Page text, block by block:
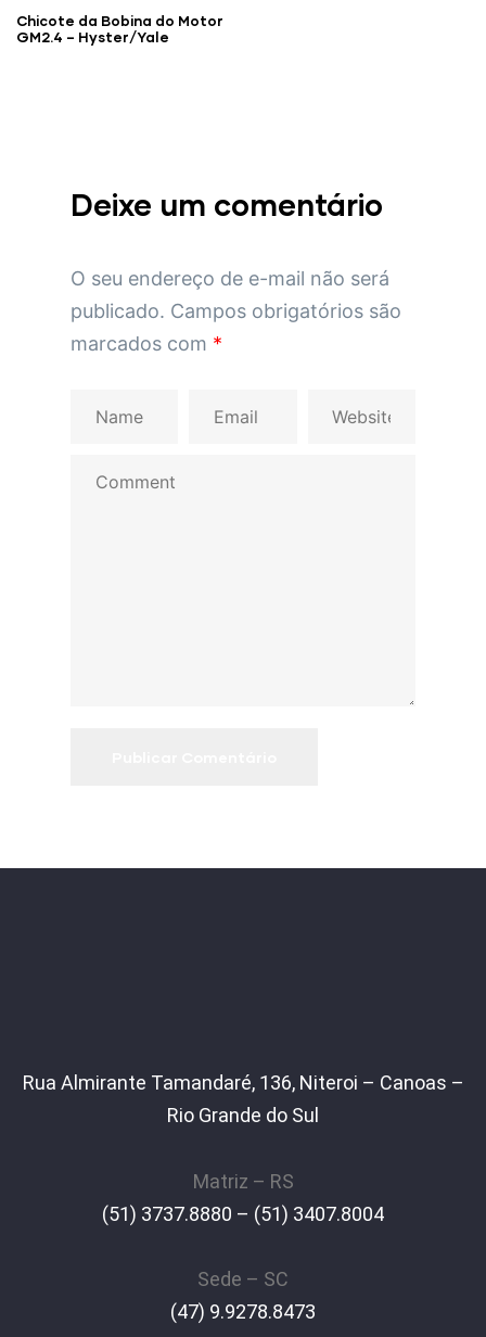
Chicote da Bobina do Motor
GM2.4 – Hyster/Yale
Deixe um comentário
O seu endereço de e-mail não será
publicado. Campos obrigatórios são
marcados com *
Rua Almirante Tamandaré, 136, Niteroi – Canoas –
Rio Grande do Sul
Matriz – RS
(51) 3737.8880 – (51) 3407.8004
Sede – SC
(47) 9.9278.8473